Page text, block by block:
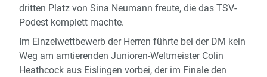
dritten Platz von Sina Neumann freute, die das TSV-
Podest komplett machte.
Im Einzelwettbewerb der Herren führte bei der DM kein
Weg am amtierenden Junioren-Weltmeister Colin
Heathcock aus Eislingen vorbei, der im Finale den